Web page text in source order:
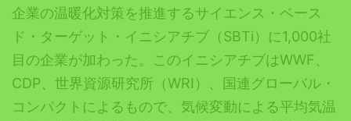
企業の温暖化対策を推進するサイエンス・ベース
ド・ターゲット・イニシアチブ（SBTi）に1,000社
目の企業が加わった。このイニシアチブはWWF、
CDP、世界資源研究所（WRI）、国連グローバル・
コンパクトによるもので、気候変動による平均気温